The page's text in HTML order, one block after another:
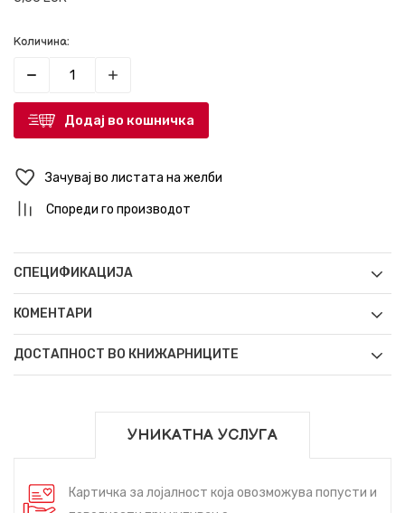
Количина:
Додај во кошничка
Зачувај во листата на желби
Спореди го производот
СПЕЦИФИКАЦИЈА
КОМЕНТАРИ
ДОСТАПНОСТ ВО КНИЖАРНИЦИТЕ
УНИКАТНА УСЛУГА
Картичка за лојалност која овозможува попусти и